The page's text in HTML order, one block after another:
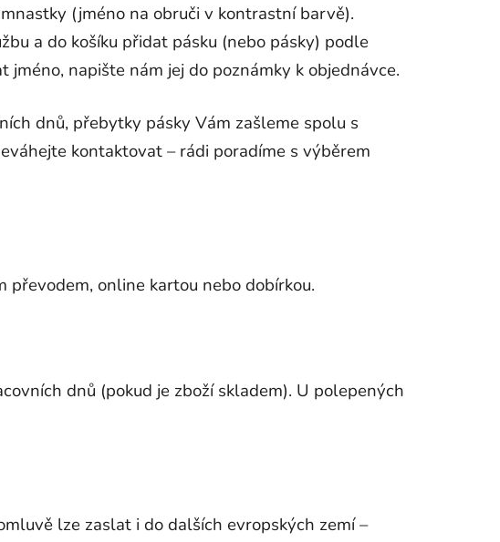
(jméno na obruči v kontrastní barvě).
a do košíku přidat pásku (nebo pásky) podle
napište nám jej do poznámky k objednávce.
dnů, přebytky pásky Vám zašleme spolu s
kontaktovat – rádi poradíme s výběrem
převodem, online kartou nebo dobírkou.
dnů (pokud je zboží skladem). U polepených
lze zaslat i do dalších evropských zemí –